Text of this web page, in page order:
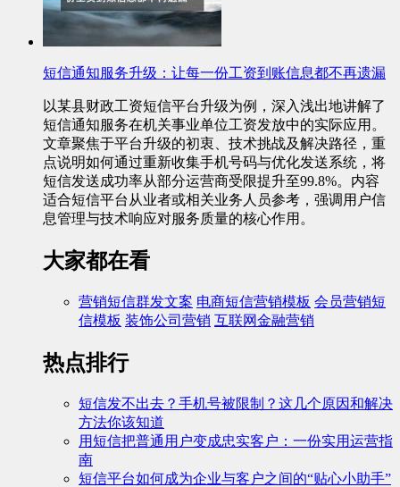
短信通知服务升级：让每一份工资到账信息都不再遗漏
以某县财政工资短信平台升级为例，深入浅出地讲解了
短信通知服务在机关事业单位工资发放中的实际应用。
文章聚焦于平台升级的初衷、技术挑战及解决路径，重
点说明如何通过重新收集手机号码与优化发送系统，将
短信发送成功率从部分运营商受限提升至99.8%。内容
适合短信平台从业者或相关业务人员参考，强调用户信
息管理与技术响应对服务质量的核心作用。
大家都在看
营销短信群发文案 电商短信营销模板 会员营销短
信模板 装饰公司营销 互联网金融营销
热点排行
短信发不出去？手机号被限制？这几个原因和解决
方法你该知道
用短信把普通用户变成忠实客户：一份实用运营指
南
短信平台如何成为企业与客户之间的“贴心小助手”